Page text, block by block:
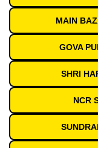
MAIN
GOVA
SHRI
NCR